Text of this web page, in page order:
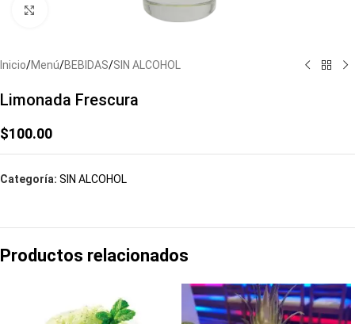
Inicio/Menú/BEBIDAS/SIN ALCOHOL
Limonada Frescura
$100.00
Categoría: SIN ALCOHOL
Productos relacionados